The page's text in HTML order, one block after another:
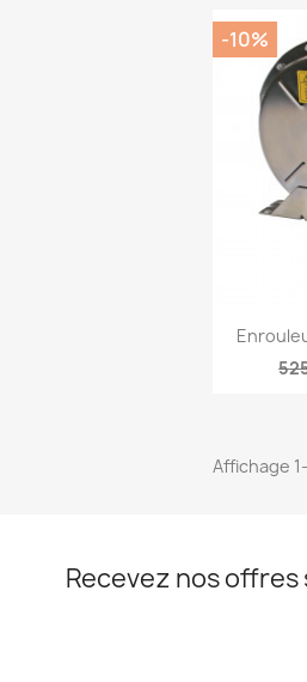

-10%
Affichage
Recevez nos offres